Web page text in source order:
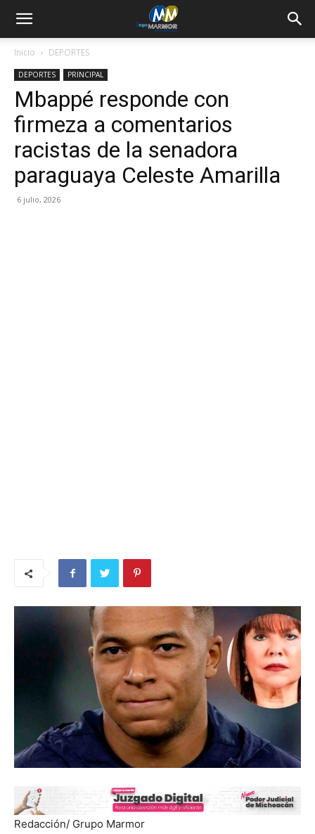
Inicio DEPORTES
DEPORTES PRINCIPAL
Mbappé responde con
firmeza a comentarios
racistas de la senadora
paraguaya Celeste Amarilla
6 julio, 2026
Redacción/ Grupo Marmor